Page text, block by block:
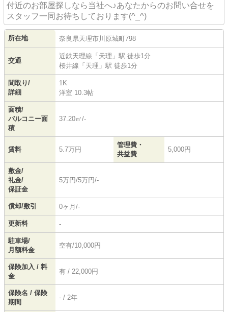
付近のお部屋探しなら当社へ♪あなたからのお問い合せを
スタッフ一同お待ちしております(^_^)
所在地 奈良県天理市 川原城町798
交通
近鉄天理線 「 天理 」駅 徒歩1分
桜井線 「 天理 」駅 徒歩1分
間取り/
詳細
1K
洋室 10.3帖
面積/
バルコニー面
積
37.20㎡/-
賃料 5.7万円
管理費・
共益費
5,000円
敷金/
礼金/
保証金
5万円/5万円/-
償却/敷引 0ヶ月/-
更新料 -
駐車場/
月額料金
空有/10,000円
保険加入 / 料
金
有 / 22,000円
保険名 / 保険
期間
- / 2年